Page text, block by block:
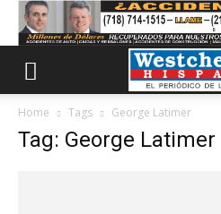
Home Tags George Latimer
Tag: George Latimer